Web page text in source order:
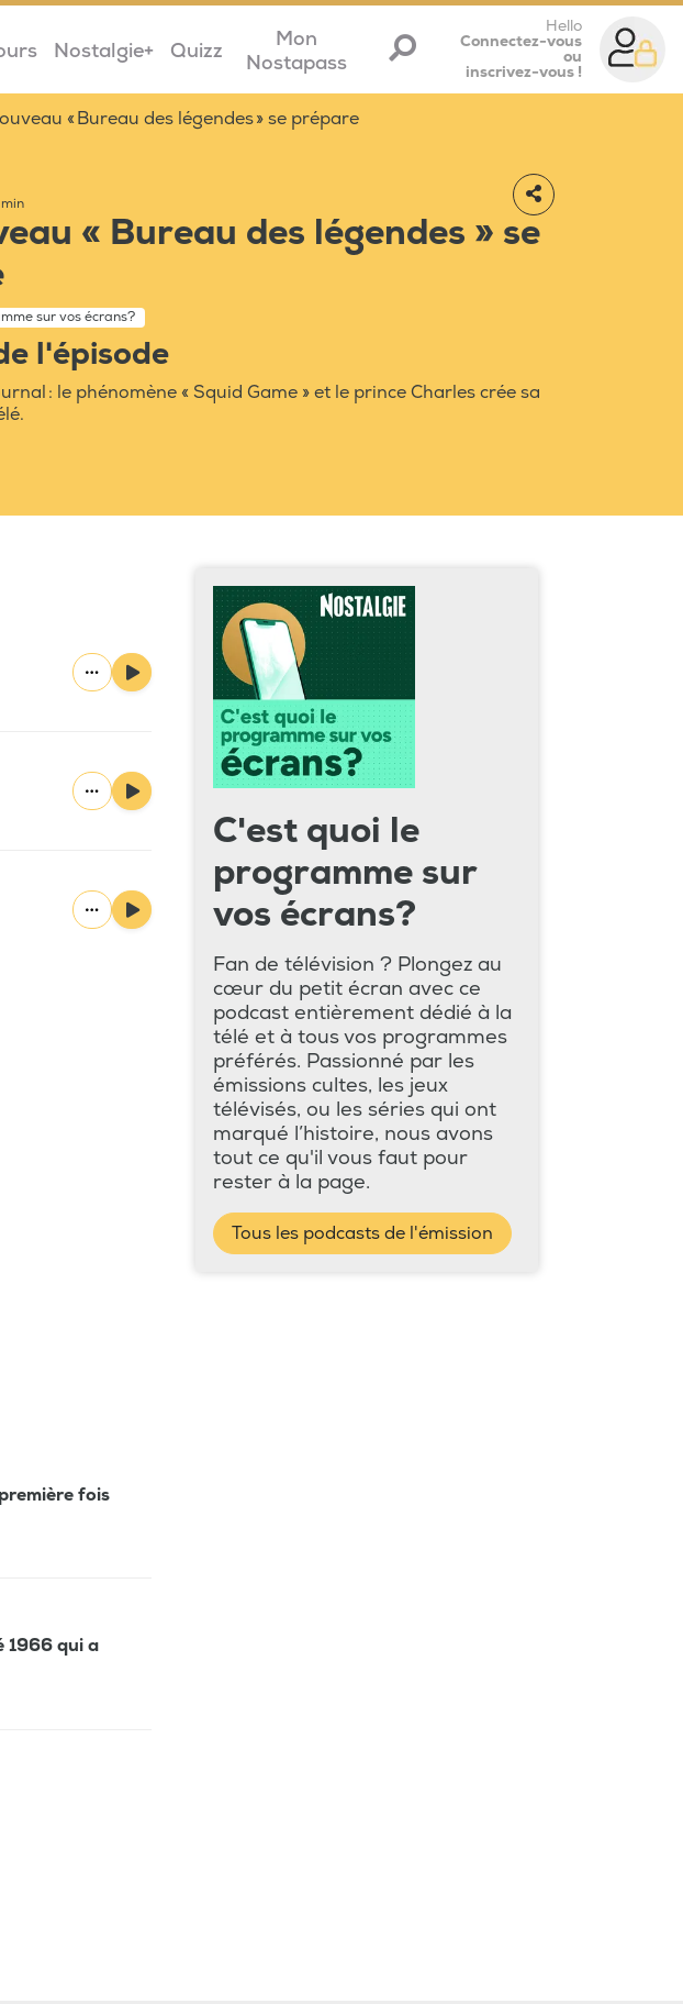
Nostalgie+ Quizz
Mon
Nostapass
Hello
Connectez-vous
ou
inscrivez-vous !
« Bureau des légendes » se prépare
« Bureau des légendes » se
sur vos écrans?
l'épisode
: le phénomène « Squid Game » et le prince Charles crée sa
C'est quoi le
programme sur
vos écrans?
Fan de télévision ? Plongez au
cœur du petit écran avec ce
podcast entièrement dédié à la
télé et à tous vos programmes
préférés. Passionné par les
émissions cultes, les jeux
télévisés, ou les séries qui ont
marqué l’histoire, nous avons
tout ce qu'il vous faut pour
rester à la page.
Tous les podcasts de l'émission
fois
1966 qui a